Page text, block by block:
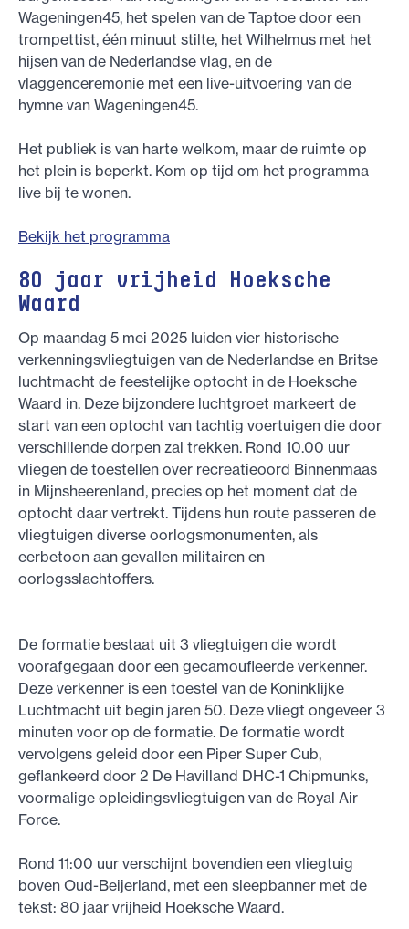
Wageningen45, het spelen van de Taptoe door een
trompettist, één minuut stilte, het Wilhelmus met het
hijsen van de Nederlandse vlag, en de
vlaggenceremonie met een live-uitvoering van de
hymne van Wageningen45.
Het publiek is van harte welkom, maar de ruimte op
het plein is beperkt. Kom op tijd om het programma
live bij te wonen.
Bekijk het programma
80 jaar vrijheid Hoeksche
Waard
Op maandag 5 mei 2025 luiden vier historische
verkenningsvliegtuigen van de Nederlandse en Britse
luchtmacht de feestelijke optocht in de Hoeksche
Waard in. Deze bijzondere luchtgroet markeert de
start van een optocht van tachtig voertuigen die door
verschillende dorpen zal trekken. Rond 10.00 uur
vliegen de toestellen over recreatieoord Binnenmaas
in Mijnsheerenland, precies op het moment dat de
optocht daar vertrekt. Tijdens hun route passeren de
vliegtuigen diverse oorlogsmonumenten, als
eerbetoon aan gevallen militairen en
oorlogsslachtoffers.
De formatie bestaat uit 3 vliegtuigen die wordt
voorafgegaan door een gecamoufleerde verkenner.
Deze verkenner is een toestel van de Koninklijke
Luchtmacht uit begin jaren 50. Deze vliegt ongeveer 3
minuten voor op de formatie. De formatie wordt
vervolgens geleid door een Piper Super Cub,
geflankeerd door 2 De Havilland DHC-1 Chipmunks,
voormalige opleidingsvliegtuigen van de Royal Air
Force.
Rond 11:00 uur verschijnt bovendien een vliegtuig
boven Oud-Beijerland, met een sleepbanner met de
tekst: 80 jaar vrijheid Hoeksche Waard.